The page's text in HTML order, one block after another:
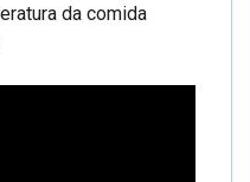
da comida